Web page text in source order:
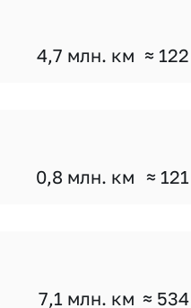
4,7 млн. км ≈
0,8 млн. км ≈
7,1 млн. км ≈